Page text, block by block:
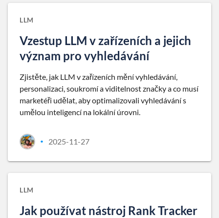
LLM
Vzestup LLM v zařízeních a jejich
význam pro vyhledávání
Zjistěte, jak LLM v zařízeních mění vyhledávání,
personalizaci, soukromí a viditelnost značky a co musí
marketéři udělat, aby optimalizovali vyhledávání s
umělou inteligencí na lokální úrovni.
• 2025-11-27
LLM
Jak používat nástroj Rank Tracker